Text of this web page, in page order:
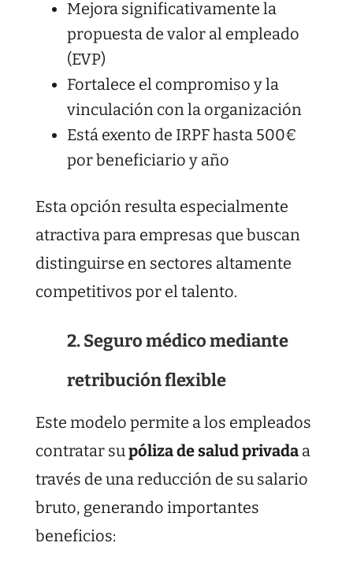
Mejora significativamente la
propuesta de valor al empleado
(EVP)
Fortalece el compromiso y la
vinculación con la organización
Está exento de IRPF hasta 500€
por beneficiario y año
Esta opción resulta especialmente
atractiva para empresas que buscan
distinguirse en sectores altamente
competitivos por el talento.
2. Seguro médico mediante
retribución flexible
Este modelo permite a los empleados
contratar su póliza de salud privadaa
través de una reducción de su salario
bruto, generando importantes
beneficios: